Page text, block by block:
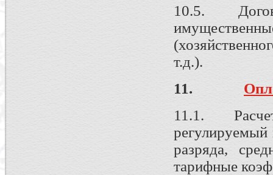
10.5.
т.д.).
11.
11.1. Расчет
регулируемый
разряда,
тарифные